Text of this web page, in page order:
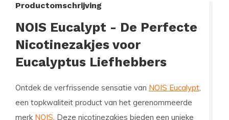
Productomschrijving
NOIS Eucalypt - De Perfecte
Nicotinezakjes voor
Eucalyptus Liefhebbers
Ontdek de verfrissende sensatie van NOIS Eucalypt,
een topkwaliteit product van het gerenommeerde
merk NOIS. Deze nicotinezakjes bieden een unieke